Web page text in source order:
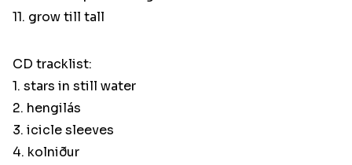
11. grow till tall
CD tracklist:
1. stars in still water
2. hengilás
3. icicle sleeves
4. kolniður